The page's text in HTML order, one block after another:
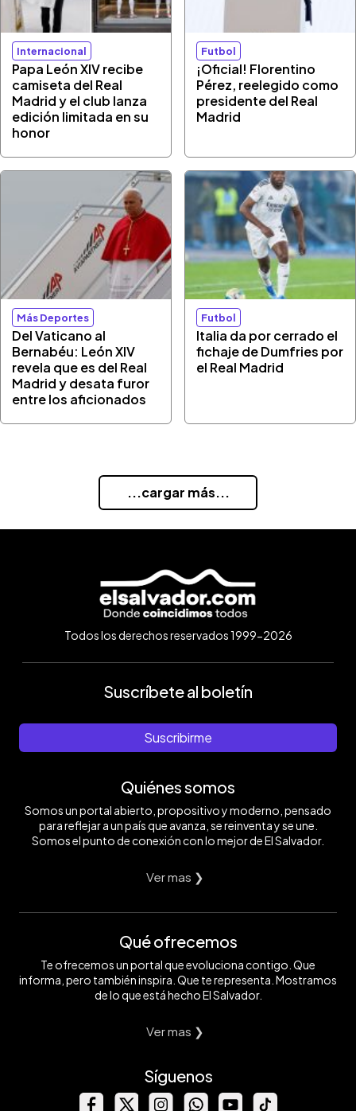
Internacional
Papa León XIV recibe
camiseta del Real
Madrid y el club lanza
edición limitada en su
honor
Futbol
¡Oficial! Florentino
Pérez, reelegido como
presidente del Real
Madrid
Más Deportes
Del Vaticano al
Bernabéu: León XIV
revela que es del Real
Madrid y desata furor
entre los aficionados
Futbol
Italia da por cerrado el
fichaje de Dumfries por
el Real Madrid
...cargar más...
Todos los derechos reservados 1999-2026
Suscríbete al boletín
Suscribirme
Quiénes somos
Somos un portal abierto, propositivo y moderno, pensado
para reflejar a un país que avanza, se reinventa y se une.
Somos el punto de conexión con lo mejor de El Salvador.
Ver mas ❯
Qué ofrecemos
Te ofrecemos un portal que evoluciona contigo. Que
informa, pero también inspira. Que te representa. Mostramos
de lo que está hecho El Salvador.
Ver mas ❯
Síguenos